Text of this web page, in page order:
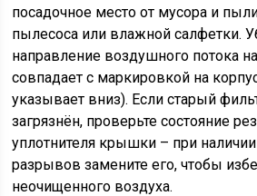
посадочное место от мусора и
пылесоса или влажной салфетки.
направление воздушного потока
совпадает с маркировкой на
указывает вниз). Если старый
загрязнён, проверьте состояние
уплотнителя крышки – при
разрывов замените его, чтобы
неочищенного воздуха.